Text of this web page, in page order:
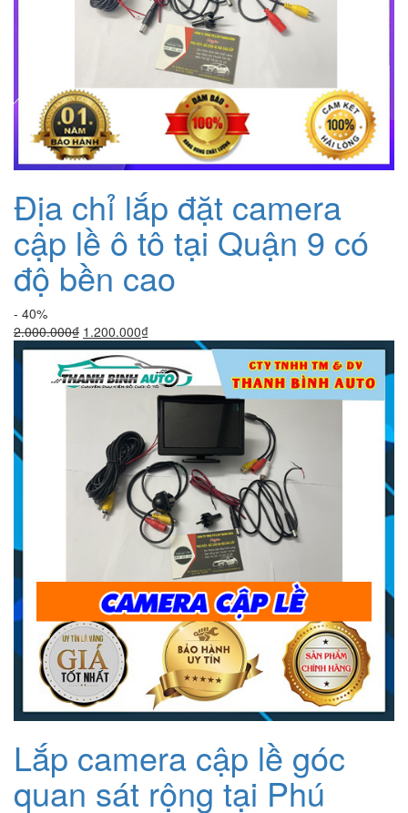
Địa chỉ lắp đặt camera
cập lề ô tô tại Quận 9 có
độ bền cao
- 40%
2.000.000₫ Giá
gốc
là:
2.000.000₫.
1.200.000₫Giá
hiện
tại
là:
1.200.000₫.
Lắp camera cập lề góc
quan sát rộng tại Phú